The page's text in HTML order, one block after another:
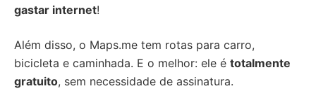
gastar internet!
Além disso, o Maps.me tem rotas para carro,
bicicleta e caminhada. E o melhor: ele é totalmente
gratuito, sem necessidade de assinatura.